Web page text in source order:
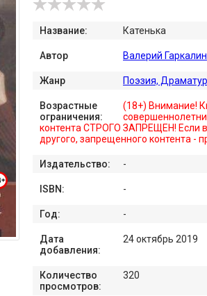
Название: Катенька
Автор Валерий Гаркалин
Жанр Поэзия,
Возрастные
ограничения:
(18+) Внимание!
контента СТРОГО ЗАПРЕЩЕН! Если в
другого, запрещенного контента -
Издательство: -
ISBN: -
Год: -
Дата
добавления:
24 октябрь 2019
Количество
просмотров:
320